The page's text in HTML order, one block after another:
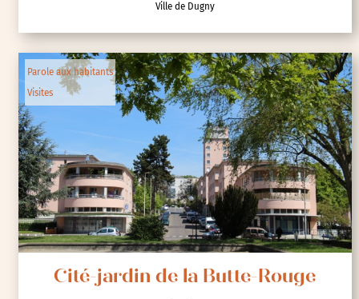
Ville de Dugny
Parole aux habitants
Visites
Cité-jardin de la Butte-Rouge